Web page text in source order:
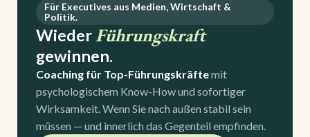
Für Executives aus Medien, Wirtschaft &
Politik.
WiederFührungskraft
gewinnen.
Coaching für Top-Führungskräftemit
psychologischem Know-How und sofortiger
Wirksamkeit. Wenn Sie nach außen stabil sein
müssen — und innerlich das Gegenteil empfinden.